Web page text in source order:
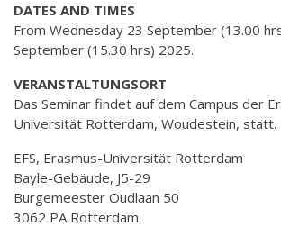
DATES AND TIMES
From Wednesday 23 September (13.00
September (15.30 hrs) 2025.
VERANSTALTUNGSORT
Das Seminar findet auf dem Campus der
Universität Rotterdam, Woudestein, statt.
EFS, Erasmus-Universität Rotterdam
Bayle-Gebäude, J5-29
Burgemeester Oudlaan 50
3062 PA Rotterdam